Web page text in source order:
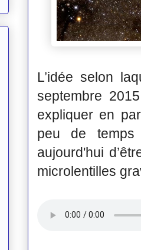
L’idée selon
septembre
expliquer en
peu de temps
aujourd'hui
microlentilles